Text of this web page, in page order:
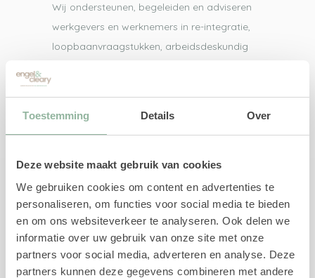
Toestemming Details Over
Deze website maakt gebruik van cookies
We gebruiken cookies om content en advertenties te
personaliseren, om functies voor social media te bieden
en om ons websiteverkeer te analyseren. Ook delen we
informatie over uw gebruik van onze site met onze
partners voor social media, adverteren en analyse. Deze
partners kunnen deze gegevens combineren met andere
Wij ondersteunen, begeleiden en adviseren
werkgevers en werknemers in re-integratie,
loopbaanvraagstukken, arbeidsdeskundig
Direct naar
Re-integratiebegeleiding
Re-integratie 1e spoor
Re-integratie 2e spoor
Re-integratie 1e en 2e spoor
Loopbaanbegeleiding
Loopbaancheck